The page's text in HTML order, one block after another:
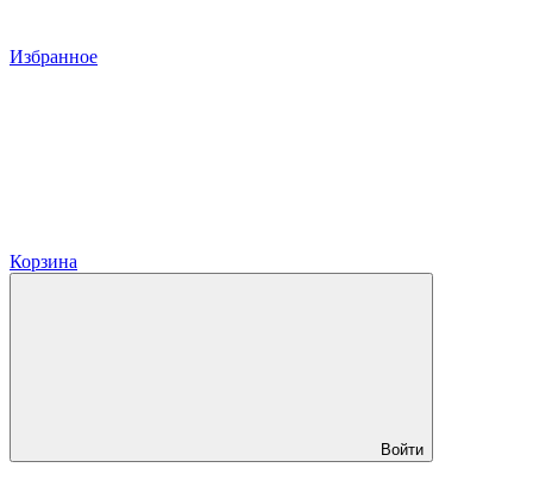
Избранное
Корзина
Войти